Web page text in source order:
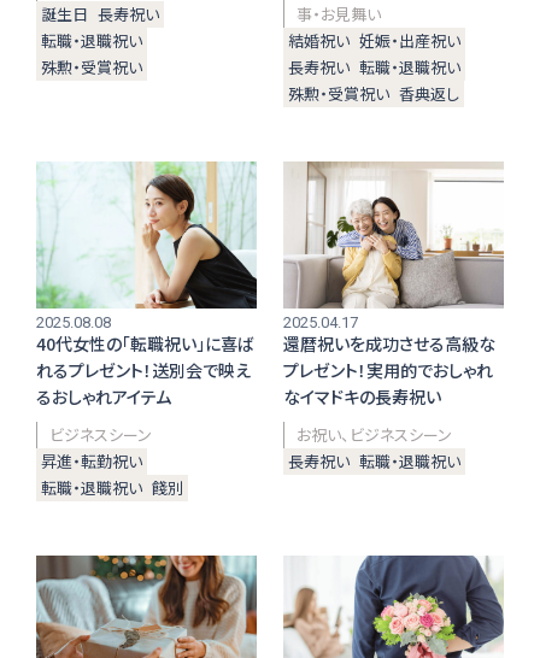
行事からギフトを探す
贈る相手からギフトを探す
編集部おすすめ
誕生日 長寿祝い
転職・退職祝い
殊勲・受賞祝い
事・お見舞い
結婚祝い 妊娠・出産祝い
長寿祝い 転職・退職祝い
殊勲・受賞祝い 香典返し
2025.08.08
40代女性の「転職祝い」に喜ば
れるプレゼント！送別会で映え
るおしゃれアイテム
ビジネスシーン
昇進・転勤祝い
転職・退職祝い 餞別
2025.04.17
還暦祝いを成功させる高級な
プレゼント！実用的でおしゃれ
なイマドキの長寿祝い
お祝い ビジネスシーン
長寿祝い 転職・退職祝い